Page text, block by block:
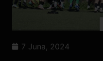
7 Juna, 2024